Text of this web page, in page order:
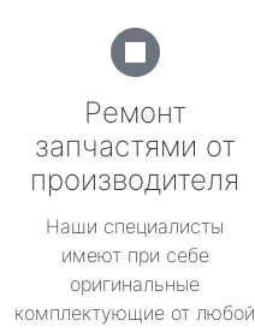
Ремонт
запчастями от
производителя
Наши специалисты
имеют при себе
оригинальные
комплектующие от любой